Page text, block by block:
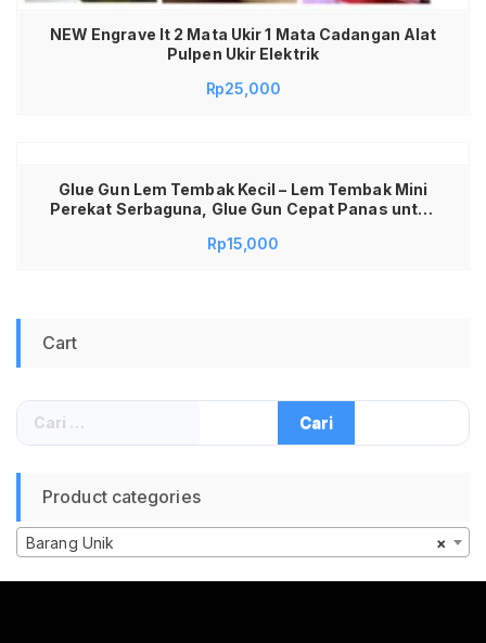
NEW Engrave It 2 Mata Ukir 1 Mata Cadangan Alat
Pulpen Ukir Elektrik
Rp25,000
Glue Gun Lem Tembak Kecil – Lem Tembak Mini
Perekat Serbaguna, Glue Gun Cepat Panas untuk
Glue Gun Mini untuk Plastik Kayu Kain Aksesoris
Rp15,000
Cart
Cari
untuk:
Product categories
×
Barang Unik